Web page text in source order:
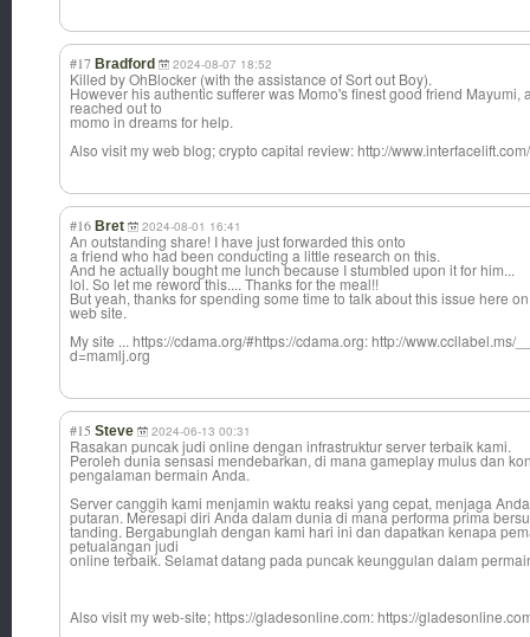
#17 Bradford 2024-08-07 18:52
Killed by OhBlocker (with the assistance of Sort out Boy).
However his authentic sufferer was Momo's finest good friend Mayumi,
reached out to
momo in dreams for help.
Also visit my web blog; crypto capital review: http://
#16 Bret 2024-08-01 16:41
An outstanding share! I have just forwarded this onto
a friend who had been conducting a little research on this.
And he actually bought me lunch because I stumbled upon it for him...
lol. So let me reword this.... Thanks for the meal!!
But yeah, thanks for spending some time to talk about this issue here
web site.
My site ... https://cdama.org/#https://cdama.org: http://www.ccllabel.ms/
d=mamlj.org
#15 Steve 2024-06-13 00:31
Rasakan puncak judi online dengan infrastruktur server terbaik kami.
Peroleh dunia sensasi mendebarkan, di mana gameplay mulus dan
pengalaman bermain Anda.
Server canggih kami menjamin waktu reaksi yang cepat, menjaga
putaran. Meresapi diri Anda dalam dunia di mana performa prima
tanding. Bergabunglah dengan kami hari ini dan dapatkan kenapa
petualangan judi
online terbaik. Selamat datang pada puncak keunggulan dalam
Also visit my web-site; https://gladesonline.com: https://